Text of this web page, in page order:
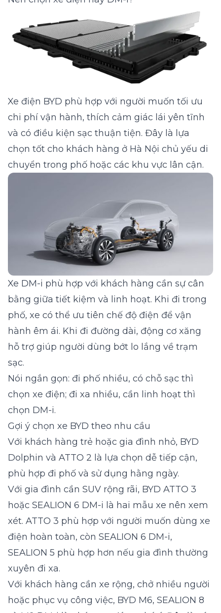
Xe điện BYD phù hợp với người muốn tối ưu
chi phí vận hành, thích cảm giác lái yên tĩnh
và có điều kiện sạc thuận tiện. Đây là lựa
chọn tốt cho khách hàng ở Hà Nội chủ yếu di
chuyển trong phố hoặc các khu vực lân cận.
Xe DM-i phù hợp với khách hàng cần sự cân
bằng giữa tiết kiệm và linh hoạt. Khi đi trong
phố, xe có thể ưu tiên chế độ điện để vận
hành êm ái. Khi đi đường dài, động cơ xăng
hỗ trợ giúp người dùng bớt lo lắng về trạm
sạc.
Nói ngắn gọn: đi phố nhiều, có chỗ sạc thì
chọn xe điện; đi xa nhiều, cần linh hoạt thì
chọn DM-i.
Gợi ý chọn xe BYD theo nhu cầu
Với khách hàng trẻ hoặc gia đình nhỏ, BYD
Dolphin và ATTO 2 là lựa chọn dễ tiếp cận,
phù hợp đi phố và sử dụng hằng ngày.
Với gia đình cần SUV rộng rãi, BYD ATTO 3
hoặc SEALION 6 DM-i là hai mẫu xe nên xem
xét. ATTO 3 phù hợp với người muốn dùng xe
điện hoàn toàn, còn SEALION 6 DM-i,
SEALION 5 phù hợp hơn nếu gia đình thường
xuyên đi xa.
Với khách hàng cần xe rộng, chở nhiều người
hoặc phục vụ công việc, BYD M6, SEALION 8